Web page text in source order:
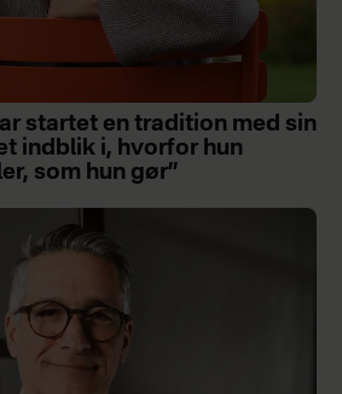
startet en tradition med sin
indblik i, hvorfor hun
som hun gør”